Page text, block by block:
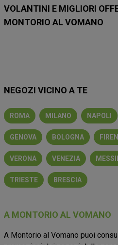
VOLANTINI E MIGLIORI
MONTORIO AL VOMANO
NEGOZI VICINO A TE
ROMA MILANO NAPOLI
GENOVA BOLOGNA
VERONA VENEZIA
TRIESTE BRESCIA
A MONTORIO AL VOMANO
A Montorio al Vomano puoi